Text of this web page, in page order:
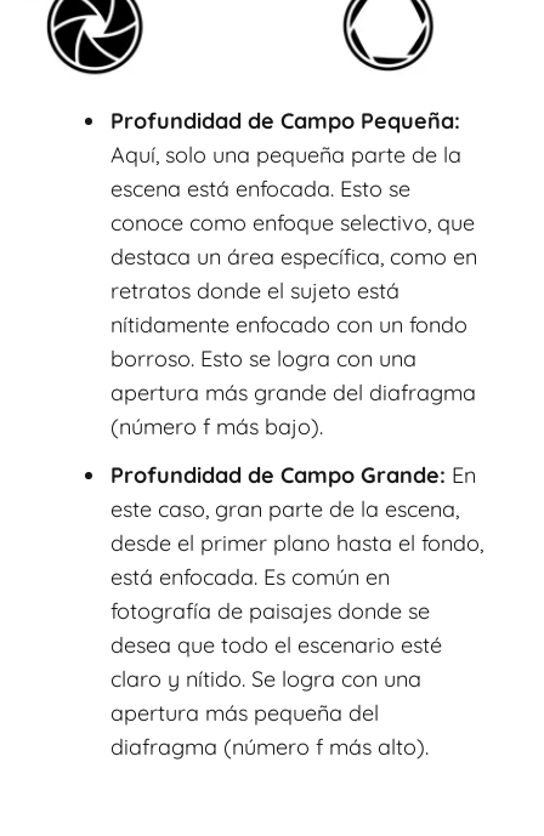
Profundidad de Campo Pequeña:
Aquí, solo una pequeña parte de la
escena está enfocada. Esto se
conoce como enfoque selectivo, que
destaca un área específica, como en
retratos donde el sujeto está
nítidamente enfocado con un fondo
borroso. Esto se logra con una
apertura más grande del diafragma
(número f más bajo).
Profundidad de Campo Grande: En
este caso, gran parte de la escena,
desde el primer plano hasta el fondo,
está enfocada. Es común en
fotografía de paisajes donde se
desea que todo el escenario esté
claro y nítido. Se logra con una
apertura más pequeña del
diafragma (número f más alto).